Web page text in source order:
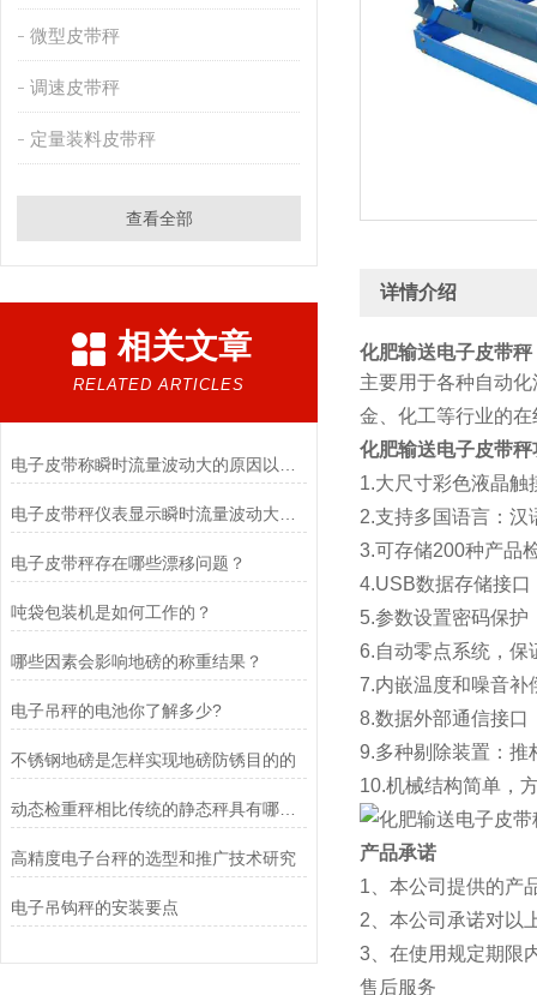
微型皮带秤
调速皮带秤
定量装料皮带秤
查看全部
相关文章
RELATED ARTICLES
电子皮带秤存在哪些漂移问题？
吨袋包装机是如何工作的？
哪些因素会影响地磅的称重结果？
电子吊秤的电池你了解多少?
不锈钢地磅是怎样实现地磅防锈目的的
动态检重秤相比传统的静态秤具有哪些应用优势
高精度电子台秤的选型和推广技术研究
电子吊钩秤的安装要点
详情介绍
化肥输送电子皮带秤
主要用于各种自动
金、化工等行业的
化肥输送电子皮带秤
1.大尺寸彩色液晶触
2.支持多国语言：汉
3.可存储200种产品
4.USB数据存储接
5.参数设置密码保护
6.自动零点系统，保
7.内嵌温度和噪音补
8.数据外部通信接口
9.多种剔除装置：推
10.机械结构简单，
产品承诺
1、本公司提供的产
2、本公司承诺对以
3、在使用规定期限
售后服务